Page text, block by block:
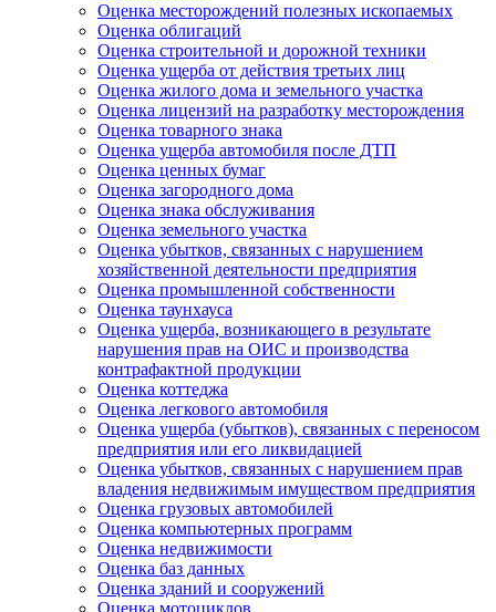
Оценка месторождений полезных ископаемых
Оценка облигаций
Оценка строительной и дорожной техники
Оценка ущерба от действия третьих лиц
Оценка жилого дома и земельного участка
Оценка лицензий на разработку месторождения
Оценка товарного знака
Оценка ущерба автомобиля после ДТП
Оценка ценных бумаг
Оценка загородного дома
Оценка знака обслуживания
Оценка земельного участка
Оценка убытков, связанных с нарушением
хозяйственной деятельности предприятия
Оценка промышленной собственности
Оценка таунхауса
Оценка ущерба, возникающего в результате
нарушения прав на ОИС и производства
контрафактной продукции
Оценка коттеджа
Оценка легкового автомобиля
Оценка ущерба (убытков), связанных с переносом
предприятия или его ликвидацией
Оценка убытков, связанных с нарушением прав
владения недвижимым имуществом предприятия
Оценка грузовых автомобилей
Оценка компьютерных программ
Оценка недвижимости
Оценка баз данных
Оценка зданий и сооружений
Оценка мотоциклов